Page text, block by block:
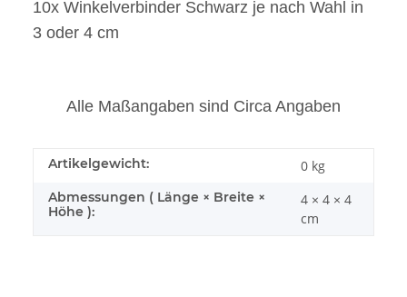
10x Winkelverbinder Schwarz je nach Wahl in
3 oder 4 cm
Alle Maßangaben sind Circa Angaben
Artikelgewicht: 0 kg
Abmessungen ( Länge × Breite ×
Höhe ):
4 × 4 × 4
cm